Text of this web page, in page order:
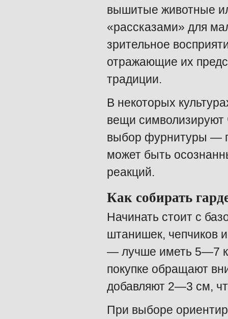
вышитые животные
«рассказами» для
зрительное
отражающие их
традиции.
В некоторых
вещи
выбор фурнитуры —
может быть
реакций.
Как собирать
Начинать стоит с
штанишек, чепчиков
— лучше иметь 5—7
покупке обращают
добавляют 2—3 см,
При выборе